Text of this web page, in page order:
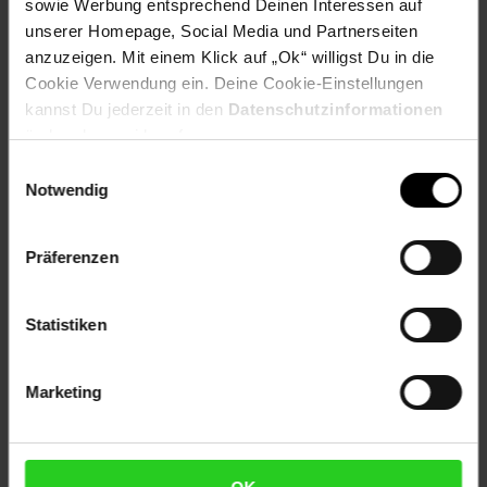
sowie Werbung entsprechend Deinen Interessen auf
unserer Homepage, Social Media und Partnerseiten
anzuzeigen. Mit einem Klick auf „Ok“ willigst Du in die
Cookie Verwendung ein. Deine Cookie-Einstellungen
kannst Du jederzeit in den Datenschutzinformationen
ändern bzw. widerrufen.
Notwendig
Präferenzen
Statistiken
Marketing
Tiefe (cm): 50 cm
Zielgruppe: Erwachsene
Artikelnummer: 2275154000
EAN: 4250648994360
Artikel gehört zur Kategorie:Truhen
Versandinformationen
Herstellerinformationen
Fußzeile
Weitere Online-Angebote